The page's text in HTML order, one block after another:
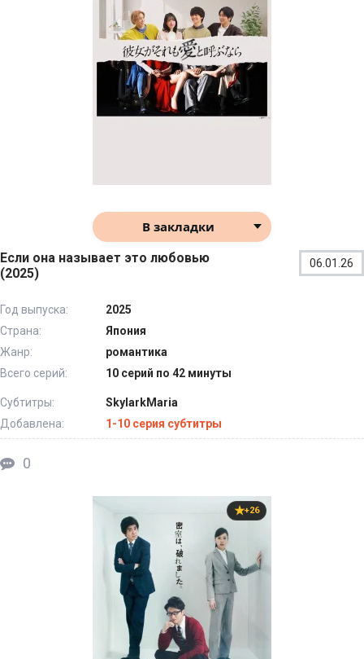
В закладки
Если она называет это любовью
(2025)
06.01.26
Год выпуска:
2025
Страна:
Япония
Жанр:
романтика
Всего серий:
10 серий по 42 минуты
Субтитры:
SkylarkMaria
Добавлена:
1-10 серия субтитры
0
+26